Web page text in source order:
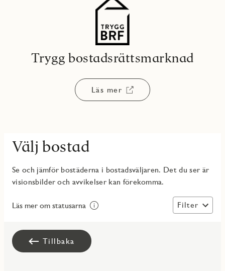
Trygg bostadsrättsmarknad
Läs mer
Välj bostad
Se och jämför bostäderna i bostadsväljaren. Det du ser är
visionsbilder och avvikelser kan förekomma.
Läs mer om statusarna Filter
Tillbaka